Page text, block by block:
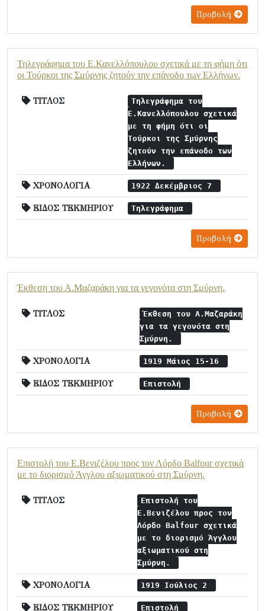
Προβολή
Τηλεγράφημα του Ε.Κανελλόπουλου σχετικά με τη φήμη ότι
οι Τούρκοι της Σμύρνης ζητούν την επάνοδο των Ελλήνων.
ΤΙΤΛΟΣ
Τηλεγράφημα του
Ε.Κανελλόπουλου σχετικά
με τη φήμη ότι οι
Τούρκοι της Σμύρνης
ζητούν την επάνοδο των
Ελλήνων.
ΧΡΟΝΟΛΟΓΙΑ 1922 Δεκέμβριος 7
ΕΙΔΟΣ ΤΕΚΜΗΡΙΟΥ Τηλεγράφημα
Προβολή
Έκθεση του Α.Μαζαράκη για τα γεγονότα στη Σμύρνη.
ΤΙΤΛΟΣ
Έκθεση του Α.Μαζαράκη
για τα γεγονότα στη
Σμύρνη.
ΧΡΟΝΟΛΟΓΙΑ 1919 Μάιος 15-16
ΕΙΔΟΣ ΤΕΚΜΗΡΙΟΥ Επιστολή
Προβολή
Επιστολή του Ε.Βενιζέλου προς τον Λόρδο Balfour σχετικά
με το διορισμό Άγγλου αξιωματικού στη Σμύρνη.
ΤΙΤΛΟΣ
Επιστολή του
Ε.Βενιζέλου προς τον
Λόρδο Balfour σχετικά
με το διορισμό Άγγλου
αξιωματικού στη
Σμύρνη.
ΧΡΟΝΟΛΟΓΙΑ 1919 Ιούλιος 2
ΕΙΔΟΣ ΤΕΚΜΗΡΙΟΥ Επιστολή